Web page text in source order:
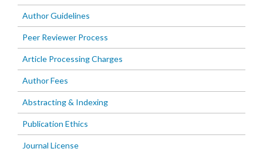
Author Guidelines
Peer Reviewer Process
Article Processing Charges
Author Fees
Abstracting & Indexing
Publication Ethics
Journal License